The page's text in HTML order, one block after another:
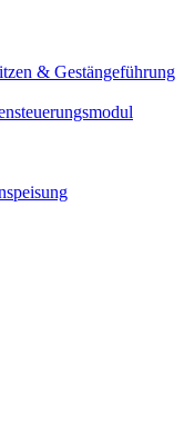
& Gestängeführung